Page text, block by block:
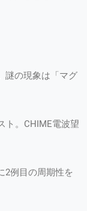
謎の現象は「マグ
ト。CHIME電波望
2例目の周期性を